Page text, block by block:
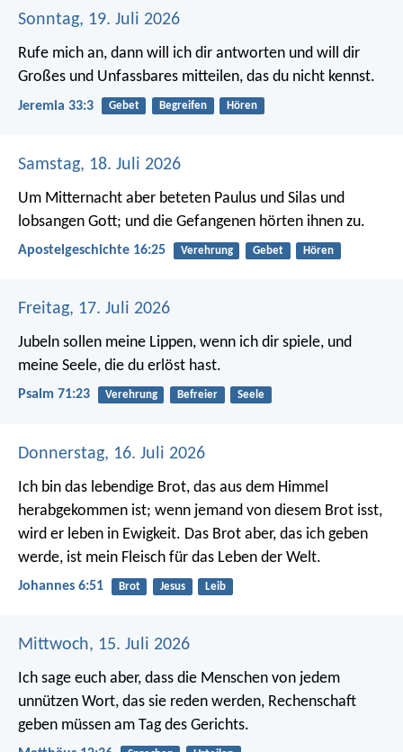
Sonntag, 19. Juli 2026
Rufe mich an, dann will ich dir antworten und will dir
Großes und Unfassbares mitteilen, das du nicht kennst.
Jeremia 33:3 Gebet Begreifen Hören
Samstag, 18. Juli 2026
Um Mitternacht aber beteten Paulus und Silas und
lobsangen Gott; und die Gefangenen hörten ihnen zu.
Apostelgeschichte 16:25 Verehrung Gebet Hören
Freitag, 17. Juli 2026
Jubeln sollen meine Lippen, wenn ich dir spiele, und
meine Seele, die du erlöst hast.
Psalm 71:23 Verehrung Befreier Seele
Donnerstag, 16. Juli 2026
Ich bin das lebendige Brot, das aus dem Himmel
herabgekommen ist; wenn jemand von diesem Brot isst,
wird er leben in Ewigkeit. Das Brot aber, das ich geben
werde, ist mein Fleisch für das Leben der Welt.
Johannes 6:51 Brot Jesus Leib
Mittwoch, 15. Juli 2026
Ich sage euch aber, dass die Menschen von jedem
unnützen Wort, das sie reden werden, Rechenschaft
geben müssen am Tag des Gerichts.